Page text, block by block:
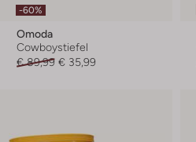
-60%
Omoda
Cowboystiefel
€ 89,99 € 35,99